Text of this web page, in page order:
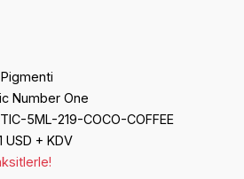
Number One
5ML-219-COCO-COFFEE
USD + KDV